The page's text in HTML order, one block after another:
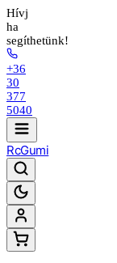
Hívj
ha
segíthetünk!
+36
30
377
5040
RcGumi